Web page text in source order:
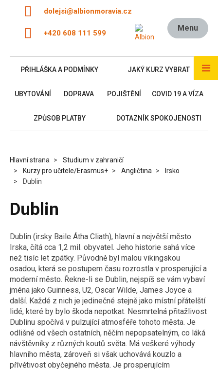
dolejsi@albionmoravia.cz
+420 608 111 599
Menu
PŘIHLÁŠKA A PODMÍNKY JAKÝ KURZ VYBRAT
UBYTOVÁNÍ DOPRAVA POJIŠTĚNÍ COVID 19 A VÍZA
ZPŮSOB PLATBY DOTAZNÍK SPOKOJENOSTI
Hlavní strana
Studium v zahraničí
Kurzy pro učitele/Erasmus+
Angličtina
Irsko
Dublin
Dublin
Dublin (irsky Baile Átha Cliath), hlavní a největší město
Irska, čítá cca 1,2 mil. obyvatel. Jeho historie sahá více
než tisíc let zpátky. Původně byl malou vikingskou
osadou, která se postupem času rozrostla v prosperující a
moderní město. Řekne-li se Dublin, nejspíš se vám vybaví
jména jako Guinness, U2, Oscar Wilde, James Joyce a
další. Každé z nich je jedinečné stejně jako místní přátelští
lidé, které by bylo škoda nepotkat. Nesmrtelná přitažlivost
Dublinu spočívá v pulzující atmosféře tohoto města. Je
odlišné od všech ostatních, něčím nepopsatelným, co láká
návštěvníky z různých koutů světa. Má veškeré výhody
hlavního města, zároveň si však uchovává kouzlo a
přívětivost obyčejného města. Je prosperujícím